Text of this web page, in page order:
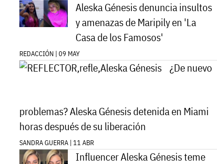
Aleska Génesis denuncia insultos
y amenazas de Maripily en 'La
Casa de los Famosos'
REDACCIÓN | 09 MAY
¿De nuevo
problemas? Aleska Génesis detenida en Miami
horas después de su liberación
SANDRA GUERRA | 11 ABR
Influencer Aleska Génesis teme